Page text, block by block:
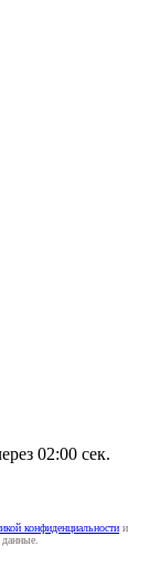
02:00 сек.
конфиденциальности и
данные.